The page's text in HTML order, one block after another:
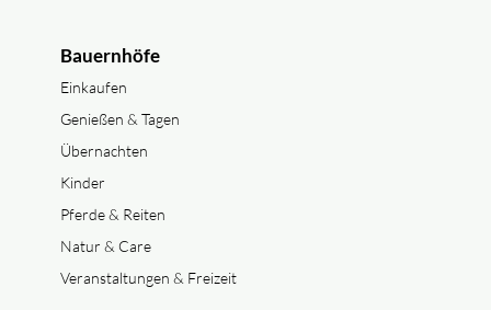
Bauernhöfe
Einkaufen
Genießen & Tagen
Übernachten
Kinder
Pferde & Reiten
Natur & Care
Veranstaltungen & Freizeit